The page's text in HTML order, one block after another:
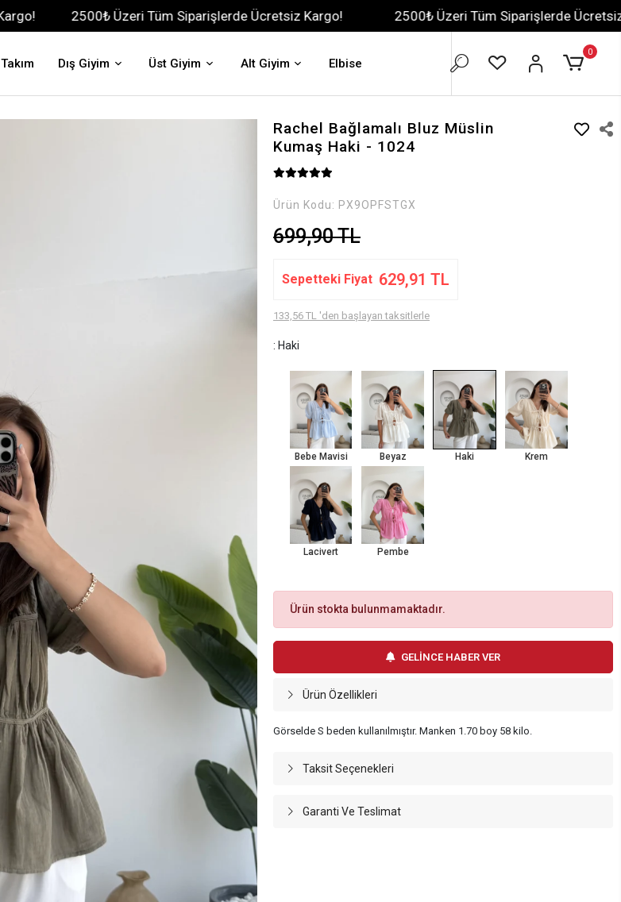
2500₺ Üzeri Tüm Siparişlerde Ücretsiz Kargo! 2500₺ Üzeri Tüm Siparişlerde Ücretsiz Kargo!
Takım Dış Giyim Üst Giyim Alt Giyim Elbise
0
Rachel Bağlamalı Bluz Müslin
Kumaş Haki - 1024
Ürün Kodu: PX9OPFSTGX
699,90 TL
Sepetteki Fiyat 629,91 TL
133,56 TL 'den başlayan taksitlerle
: Haki
Bebe Mavisi Beyaz Haki Krem
Lacivert Pembe
Ürün stokta bulunmamaktadır.
GELİNCE HABER VER
Ürün Özellikleri
Görselde S beden kullanılmıştır. Manken 1.70 boy 58 kilo.
Taksit Seçenekleri
Garanti Ve Teslimat